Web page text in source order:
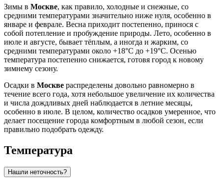
Зимы в Москве, как правило, холодные и снежные, со
средними температурами значительно ниже нуля, особенно в
январе и феврале. Весна приходит постепенно, принося с
собой потепление и пробуждение природы. Лето, особенно в
июле и августе, бывает тёплым, а иногда и жарким, со
средними температурами около +18°C до +19°C. Осенью
температура постепенно снижается, готовя город к новому
зимнему сезону.
Осадки в Москве распределены довольно равномерно в
течение всего года, хотя небольшое увеличение их количества
и числа дождливых дней наблюдается в летние месяцы,
особенно в июле. В целом, количество осадков умеренное, что
делает посещение города комфортным в любой сезон, если
правильно подобрать одежду.
Температура
Нашли неточность?